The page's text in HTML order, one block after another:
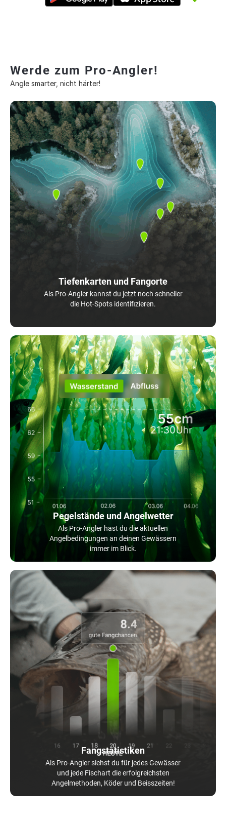
Werde zum Pro-Angler!
Angle smarter, nicht härter!
Tiefenkarten und Fangorte
Als Pro-Angler kannst du jetzt noch schneller
die Hot-Spots identifizieren.
Pegelstände und Angelwetter
Als Pro-Angler hast du die aktuellen
Angelbedingungen an deinen Gewässern
immer im Blick.
Fangstatistiken
Als Pro-Angler siehst du für jedes Gewässer
und jede Fischart die erfolgreichsten
Angelmethoden, Köder und Beisszeiten!